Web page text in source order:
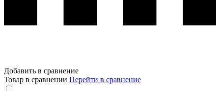
Добавить в сравнение
Товар в сравнении Перейти в сравнение